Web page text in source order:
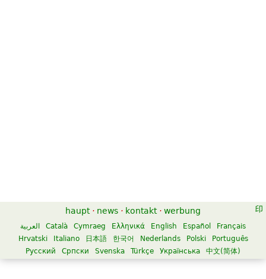
haupt · news · kontakt · werbung
العربية Català Cymraeg Ελληνικά English Español
Français
Hrvatski
Italiano 日本語 한국어 Nederlands Polski
Português
Русский
Српски Svenska Türkçe Українська 中文(简体)